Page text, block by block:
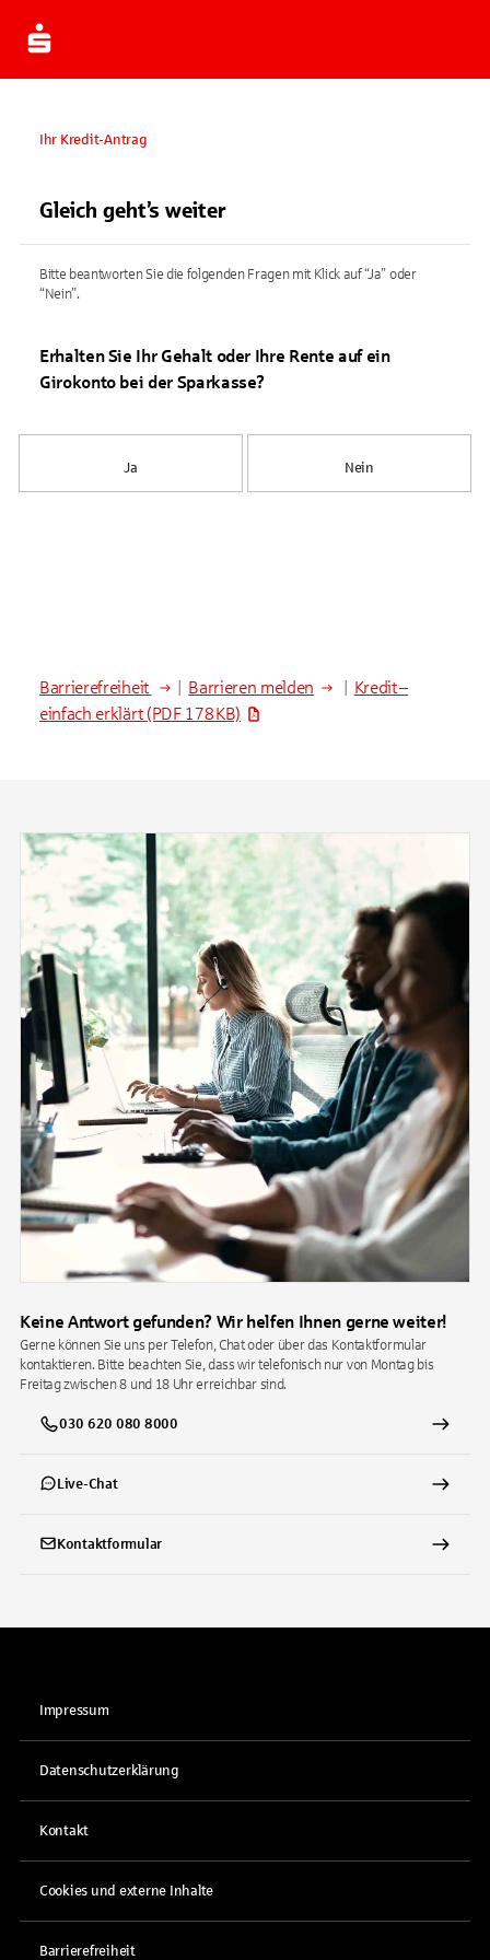
Ihr Kredit-Antrag
Gleich geht’s weiter
Bitte beantworten Sie die folgenden Fragen mit Klick auf “Ja” oder
“Nein”.
Erhalten Sie Ihr Gehalt oder Ihre Rente auf ein
Girokonto bei der Sparkasse?
Ja Nein
Barrierefreiheit Barrieren melden
Kredit –
einfach erklärt (PDF 178 KB)
Keine Antwort gefunden? Wir helfen Ihnen gerne weiter!
Gerne können Sie uns per Telefon, Chat oder über das Kontaktformular
kontaktieren. Bitte beachten Sie, dass wir telefonisch nur von Montag bis
Freitag zwischen 8 und 18 Uhr erreichbar sind.
030 620 080 8000
Live-Chat
Kontaktformular
Impressum
Datenschutzerklärung
Kontakt
Cookies und externe Inhalte
Barrierefreiheit